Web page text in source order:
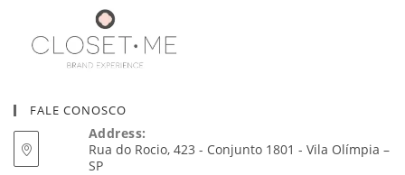
FALE CONOSCO
Address:
Rua do Rocio, 423 - Conjunto 1801 - Vila Olímpia –
SP